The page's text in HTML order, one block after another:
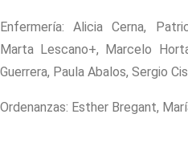
Enfermería: Alicia Cerna,
Marta Lescano+, Marcelo
Guerrera, Paula Abalos, Sergio
Ordenanzas: Esther Bregant,